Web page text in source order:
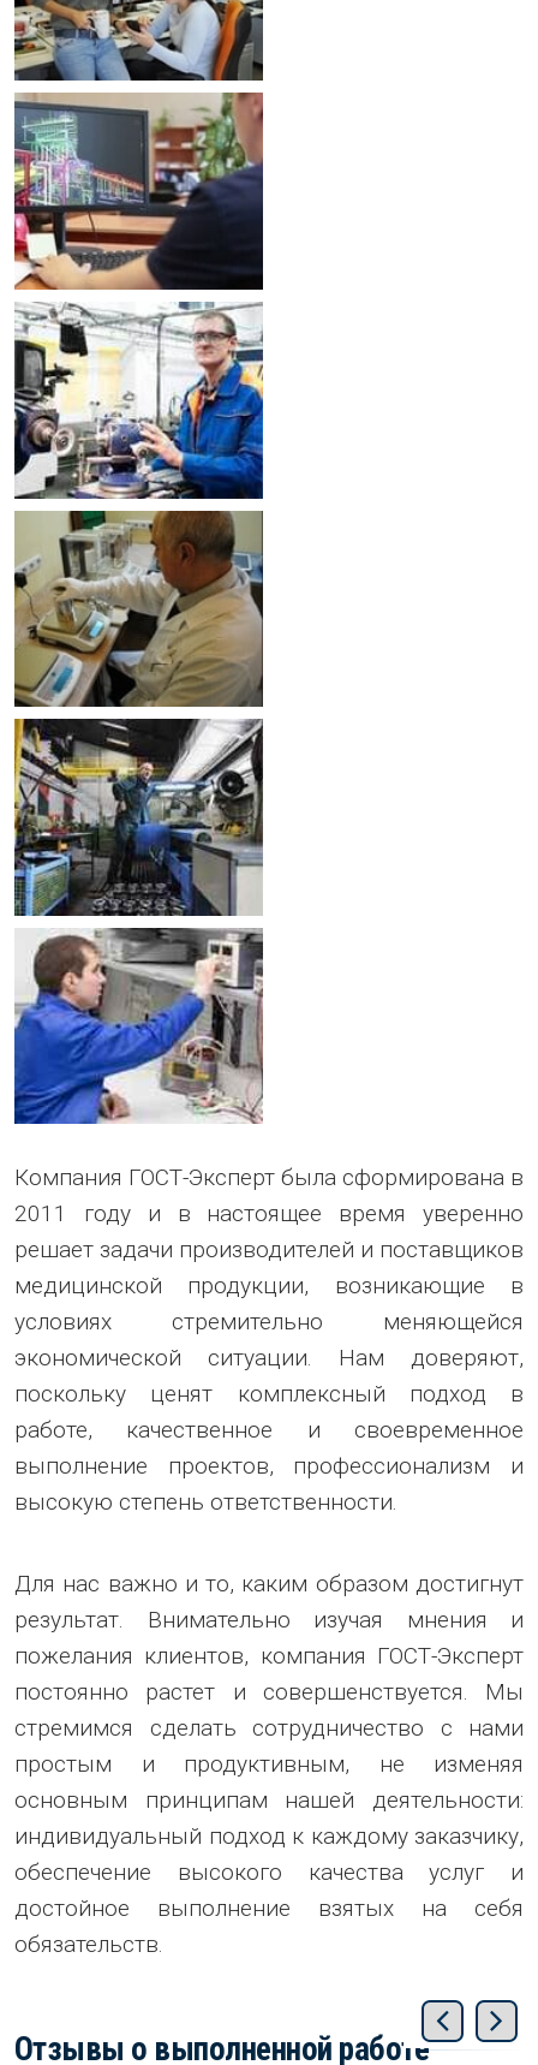
Компания ГОСТ-Эксперт была сформирована в
2011 году и в настоящее время уверенно
решает задачи производителей и поставщиков
медицинской продукции, возникающие в
условиях стремительно меняющейся
экономической ситуации. Нам доверяют,
поскольку ценят комплексный подход в
работе, качественное и своевременное
выполнение проектов, профессионализм и
высокую степень ответственности.
Для нас важно и то, каким образом достигнут
результат. Внимательно изучая мнения и
пожелания клиентов, компания ГОСТ-Эксперт
постоянно растет и совершенствуется. Мы
стремимся сделать сотрудничество с нами
простым и продуктивным, не изменяя
основным принципам нашей деятельности:
индивидуальный подход к каждому заказчику,
обеспечение высокого качества услуг и
достойное выполнение взятых на себя
обязательств.
Отзывы о выполненной работе